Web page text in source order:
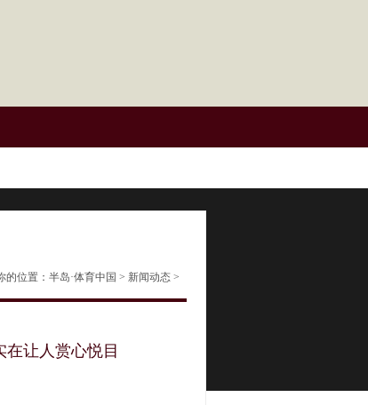
的位置：半岛·体育中国 > 新闻动态 >
让人赏心悦目